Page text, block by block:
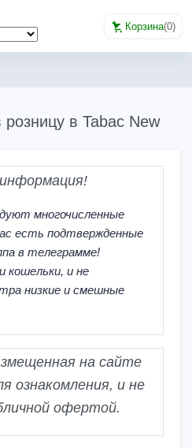
Корзина(0)
в Tabac New
многочисленные
есть подтвержденные
в телеграмме!
кошельки, и не
низкие и смешные
на сайте
ознакомления, и не
офертой.